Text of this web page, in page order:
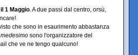
1 Maggio . A due passi dal centro, orsù,
che sono in esaurimento abbastanza
sono l'organizzatore del
che ve ne tengo qualcuno!